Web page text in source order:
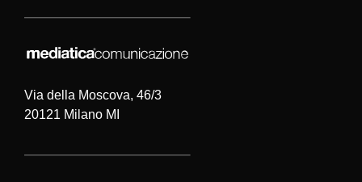
Via della Moscova, 46/3
20121 Milano MI